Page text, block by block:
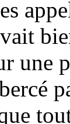
une